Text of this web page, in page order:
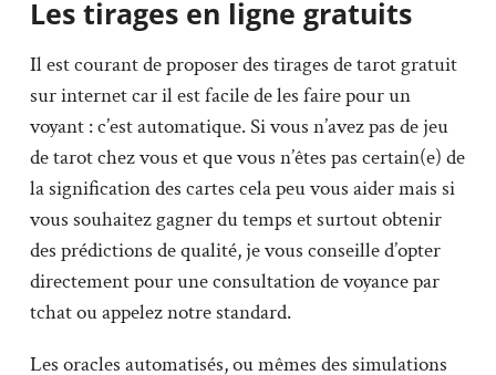
Les tirages en ligne gratuits
Il est courant de proposer des tirages de tarot gratuit
sur internet car il est facile de les faire pour un
voyant : c’est automatique. Si vous n’avez pas de jeu
de tarot chez vous et que vous n’êtes pas certain(e) de
la signification des cartes cela peu vous aider mais si
vous souhaitez gagner du temps et surtout obtenir
des prédictions de qualité, je vous conseille d’opter
directement pour une consultation de voyance par
tchat ou appelez notre standard.
Les oracles automatisés, ou mêmes des simulations